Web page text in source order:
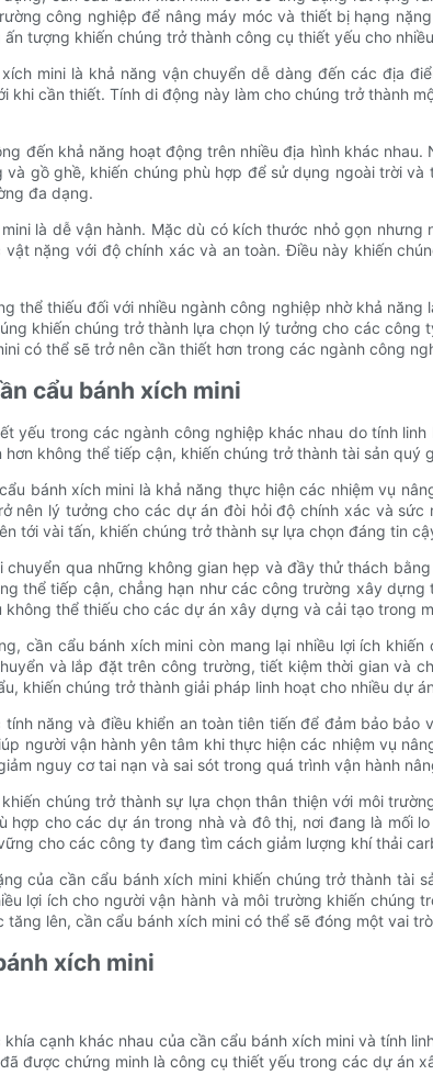
công nghiệp để nâng máy móc và thiết bị hạng
tượng khiến chúng trở thành công cụ thiết yếu cho
mini là khả năng vận chuyển dễ dàng đến các địa
cần thiết. Tính di động này làm cho chúng trở thành
đến khả năng hoạt động trên nhiều địa hình khác
gồ ghề, khiến chúng phù hợp để sử dụng ngoài trời
đa dạng.
là dễ vận hành. Mặc dù có kích thước nhỏ gọn
nặng với độ chính xác và an toàn. Điều này khiến
thể thiếu đối với nhiều ngành công nghiệp nhờ khả
khiến chúng trở thành lựa chọn lý tưởng cho các
có thể sẽ trở nên cần thiết hơn trong các ngành công
cẩu bánh xích mini
yếu trong các ngành công nghiệp khác nhau do tính
không thể tiếp cận, khiến chúng trở thành tài sản
bánh xích mini là khả năng thực hiện các nhiệm vụ
nên lý tưởng cho các dự án đòi hỏi độ chính xác và
tới vài tấn, khiến chúng trở thành sự lựa chọn đáng tin
qua những không gian hẹp và đầy thử thách
thể tiếp cận, chẳng hạn như các công trường xây
thể thiếu cho các dự án xây dựng và cải tạo trong
cần cẩu bánh xích mini còn mang lại nhiều lợi ích
và lắp đặt trên công trường, tiết kiệm thời gian và
khiến chúng trở thành giải pháp linh hoạt cho nhiều dự
năng và điều khiển an toàn tiên tiến để đảm bảo
người vận hành yên tâm khi thực hiện các nhiệm vụ
nguy cơ tai nạn và sai sót trong quá trình vận hành
chúng trở thành sự lựa chọn thân thiện với môi
hợp cho các dự án trong nhà và đô thị, nơi đang là mối
cho các công ty đang tìm cách giảm lượng khí thải
của cần cẩu bánh xích mini khiến chúng trở thành tài
lợi ích cho người vận hành và môi trường khiến
lên, cần cẩu bánh xích mini có thể sẽ đóng một vai
xích mini
cạnh khác nhau của cần cẩu bánh xích mini và tính
được chứng minh là công cụ thiết yếu trong các dự án